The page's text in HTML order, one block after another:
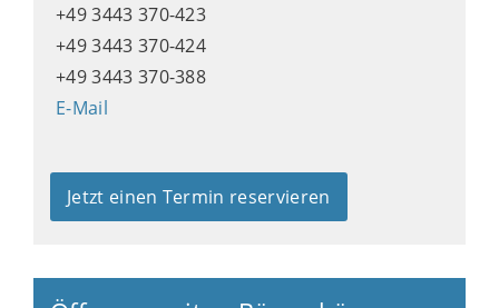
+49 3443 370-423
+49 3443 370-424
+49 3443 370-388
E-Mail
Jetzt einen Termin reservieren